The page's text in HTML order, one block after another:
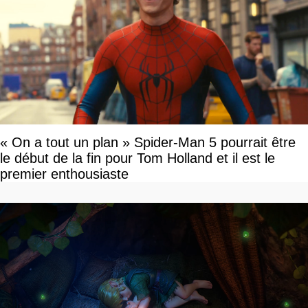
« On a tout un plan » Spider-Man 5 pourrait être
le début de la fin pour Tom Holland et il est le
premier enthousiaste